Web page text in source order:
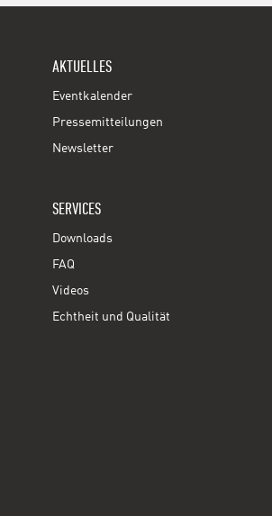
AKTUELLES
Eventkalender
Pressemitteilungen
Newsletter
SERVICES
Downloads
FAQ
Videos
Echtheit und Qualität